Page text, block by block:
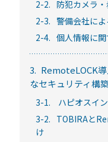
2-2. 防犯カメラ
2-3. 警備会社に
2-4. 個人情報に
3. RemoteLOCK
なセキュリティ構
3-1.
ハピオスイ
3-2. TOBIRAと
け
はじめての方
を徹
きた
【ま